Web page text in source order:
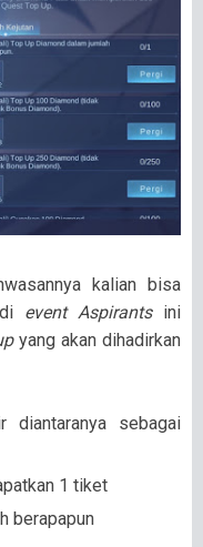
kalian bisa
event Aspirantsini
yang akan dihadirkan
diantaranya sebagai
1 tiket
berapapun